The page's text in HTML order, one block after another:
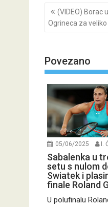
Post
navigation
(VIDEO) Borac
Ogrineca za
Povezano
05/06/2025 I.
Sabalenka u
setu s nulom
Swiatek i
finale Roland
U polufinalu